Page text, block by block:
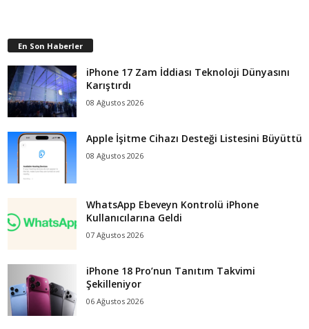
En Son Haberler
iPhone 17 Zam İddiası Teknoloji Dünyasını
Karıştırdı
08 Ağustos 2026
Apple İşitme Cihazı Desteği Listesini Büyüttü
08 Ağustos 2026
WhatsApp Ebeveyn Kontrolü iPhone
Kullanıcılarına Geldi
07 Ağustos 2026
iPhone 18 Pro’nun Tanıtım Takvimi
Şekilleniyor
06 Ağustos 2026